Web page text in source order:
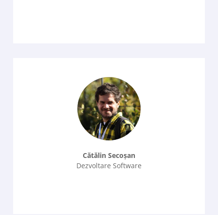
Cătălin Secoșan
Dezvoltare Software